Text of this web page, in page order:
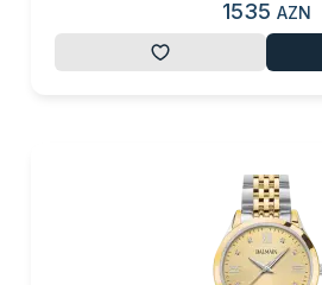
1535 AZN